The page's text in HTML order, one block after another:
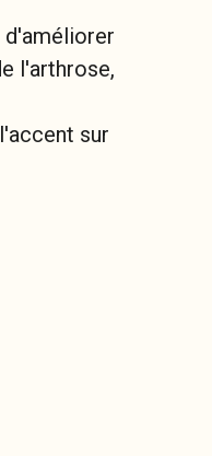
d'améliorer
l'arthrose,
sur